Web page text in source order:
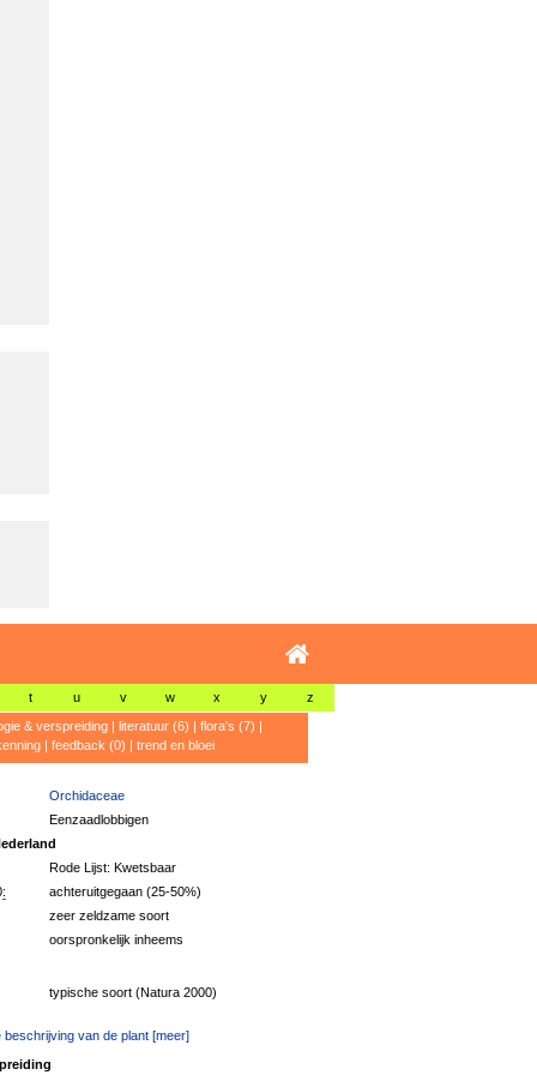
t u v w x y z
& verspreiding| literatuur (6) | flora's (7) |
| feedback (0) | trend en bloei
Orchidaceae
Eenzaadlobbigen
Rode Lijst: Kwetsbaar
achteruitgegaan (25-50%)
zeer zeldzame soort
oorspronkelijk inheems
typische soort (Natura 2000)
beschrijving van de plant [meer]